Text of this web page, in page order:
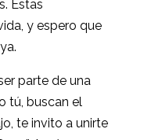
Estas
y espero que
parte de una
tú, buscan el
te invito a unirte